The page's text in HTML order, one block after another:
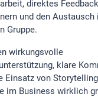
direktes
und den Austausch
Gruppe.
wirkungsvolle
klare
Einsatz von
im Business wirklich
erfassen
unsere Website